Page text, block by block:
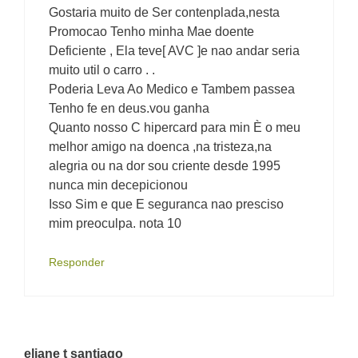
Gostaria muito de Ser contenplada,nesta
Promocao Tenho minha Mae doente
Deficiente , Ela teve[ AVC ]e nao andar seria
muito util o carro . .
Poderia Leva Ao Medico e Tambem passea
Tenho fe en deus.vou ganha
Quanto nosso C hipercard para min È o meu
melhor amigo na doenca ,na tristeza,na
alegria ou na dor sou criente desde 1995
nunca min decepicionou
Isso Sim e que E seguranca nao presciso
mim preoculpa. nota 10
Responder
eliane t santiago